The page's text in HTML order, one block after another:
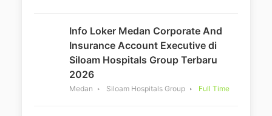
Info Loker Medan Corporate And
Insurance Account Executive di
Siloam Hospitals Group Terbaru
2026
Medan Siloam Hospitals Group Full Time